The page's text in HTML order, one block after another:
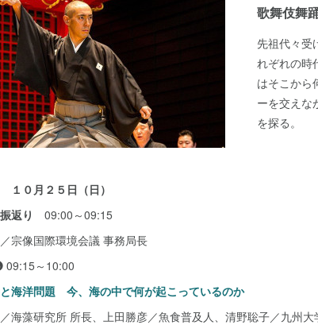
歌舞伎舞
先祖代々受
れぞれの時
はそこから
ーを交えな
を探る。
１０月２５日（日）
返り
09:00～09:15
宗像国際環境会議 事務局長
～10:00
海洋問題 今、海の中で何が起こっているのか
海藻研究所 所長、上田勝彦／魚食普及人、清野聡子／九州